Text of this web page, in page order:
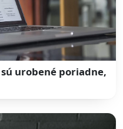
urobené poriadne,